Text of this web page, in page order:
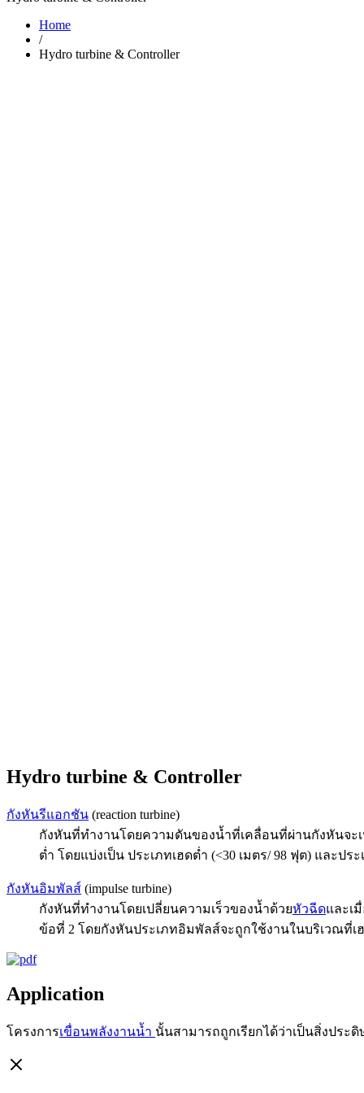
Home
/
Hydro turbine & Controller
Hydro turbine & Controller
กังหันรีแอกชัน (reaction turbine)
กังหันที่ทำงานโดยความดันของน้ำที่เคลื่อนที่ผ่านกังหันจะ
ต่ำ โดยแบ่งเป็น ประเภทเฮดต่ำ (<30 เมตร/ 98 ฟุต) และปร
กังหันอิมพัลส์ (impulse turbine)
กังหันที่ทำงานโดยเปลี่ยนความเร็วของน้ำด้วยหัวฉีดและเ
ข้อที่ 2 โดยกังหันประเภทอิมพัลส์จะถูกใช้งานในบริเวณที่เฮ
Application
โครงการเขื่อนพลังงานน้ำ นั้นสามารถถูกเรียกได้ว่าเป็นสิ่งปร